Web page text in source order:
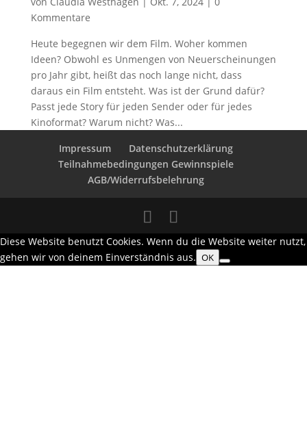
Kommentare
Heute begegnen wir dem Film. Woher kommen
Ideen? Obwohl es Unmengen von Neuerscheinungen
pro Jahr gibt, heißt das noch lange nicht, dass
daraus ein Film entsteht. Was ist der Grund dafür?
Passt jede Story für jeden Sender oder für jedes
Kinoformat? Warum nicht? Was...
Impressum
Datenschutzerklärung
Teilnahmebedingungen Gewinnspiele
AGB/Widerrufsbelehrung
Diese Website benutzt Cookies. Wenn du die Website weiter nutzt,
gehen wir von deinem Einverständnis aus. OK